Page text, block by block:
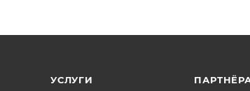
УСЛУГИ